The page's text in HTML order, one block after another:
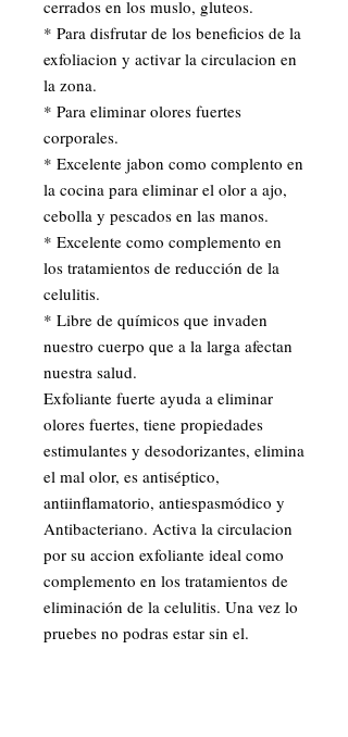
cerrados en los muslo, gluteos.
* Para disfrutar de los beneficios de la
exfoliacion y activar la circulacion en
la zona.
* Para eliminar olores fuertes
corporales.
* Excelente jabon como complento en
la cocina para eliminar el olor a ajo,
cebolla y pescados en las manos.
* Excelente como complemento en
los tratamientos de reducción de la
celulitis.
* Libre de químicos que invaden
nuestro cuerpo que a la larga afectan
nuestra salud.
Exfoliante fuerte ayuda a eliminar
olores fuertes, tiene propiedades
estimulantes y desodorizantes, elimina
el mal olor, es antiséptico,
antiinflamatorio, antiespasmódico y
Antibacteriano. Activa la circulacion
por su accion exfoliante ideal como
complemento en los tratamientos de
eliminación de la celulitis. Una vez lo
pruebes no podras estar sin el.